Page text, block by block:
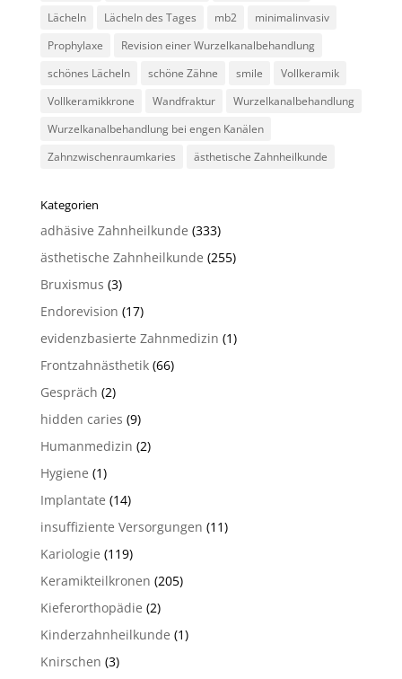
Lächeln
Lächeln des Tages mb2
minimalinvasiv
Prophylaxe
Revision einer Wurzelkanalbehandlung
schönes Lächeln
schöne Zähne smile
Vollkeramik
Vollkeramikkrone
Wandfraktur
Wurzelkanalbehandlung
Wurzelkanalbehandlung bei engen Kanälen
Zahnzwischenraumkaries
ästhetische Zahnheilkunde
Kategorien
adhäsive Zahnheilkunde (333)
ästhetische Zahnheilkunde (255)
Bruxismus (3)
Endorevision (17)
evidenzbasierte Zahnmedizin (1)
Frontzahnästhetik(66)
Gespräch (2)
hidden caries (9)
Humanmedizin (2)
Hygiene (1)
Implantate (14)
insuffiziente Versorgungen (11)
Kariologie (119)
Keramikteilkronen (205)
Kieferorthopädie (2)
Kinderzahnheilkunde (1)
Knirschen (3)